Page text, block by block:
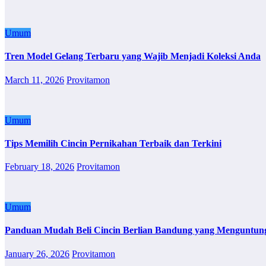
Umum
Tren Model Gelang Terbaru yang Wajib Menjadi Koleksi Anda
March 11, 2026 Provitamon
Umum
Tips Memilih Cincin Pernikahan Terbaik dan Terkini
February 18, 2026 Provitamon
Umum
Panduan Mudah Beli Cincin Berlian Bandung yang
January 26, 2026 Provitamon